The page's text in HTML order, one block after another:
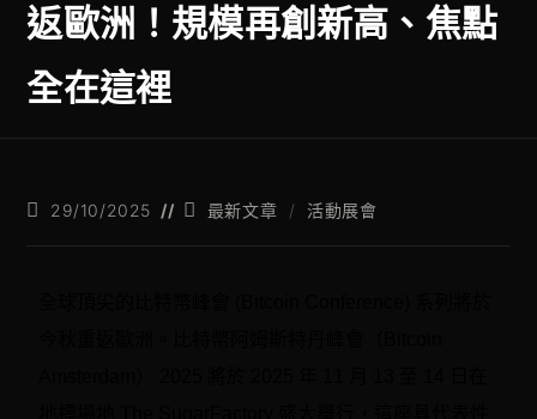
返歐洲！規模再創新高、焦點
全在這裡
29/10/2025 最新文章 / 活動展會